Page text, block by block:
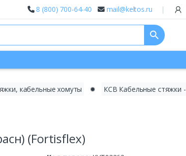
8 (800) 700-64-40 mail@keltos.ru
search
кабельные хомуты ✹
КСВ Кабельные стяжки -
(Fortisflex)